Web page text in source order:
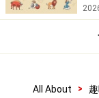
All About >